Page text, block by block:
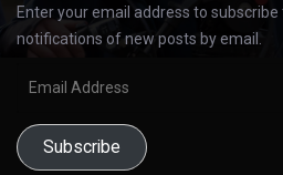
Enter your email address to
notifications of new posts by email.
Subscribe